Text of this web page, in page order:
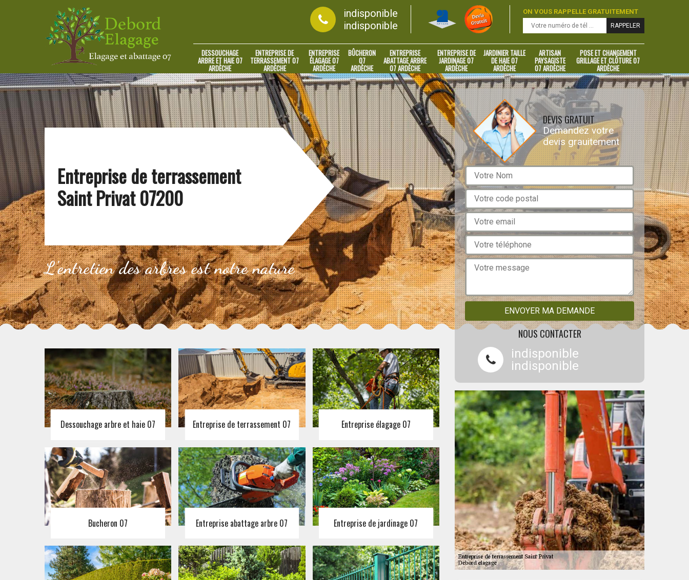
indisponible
indisponible
ON VOUS RAPPELLE GRATUITEMENT
DESSOUCHAGE
ARBRE ET HAIE 07
ARDÈCHE
ENTREPRISE DE
TERRASSEMENT 07
ARDÈCHE
ENTREPRISE
ÉLAGAGE 07
ARDÈCHE
BÛCHERON
07
ARDÈCHE
ENTREPRISE
ABATTAGE ARBRE
07 ARDÈCHE
ENTREPRISE DE
JARDINAGE 07
ARDÈCHE
JARDINIER TAILLE
DE HAIE 07
ARDÈCHE
ARTISAN
PAYSAGISTE
07 ARDÈCHE
POSE ET CHANGEMENT
GRILLAGE ET CLÔTURE 07
ARDÈCHE
Entreprise de terrassement
Saint Privat 07200
L'entretien des arbres est notre nature
Dessouchage arbre et haie 07 Entreprise de terrassement 07 Entreprise élagage 07
Bucheron 07 Entreprise abattage arbre 07 Entreprise de jardinage 07
DEVIS GRATUIT
Demandez votre
devis grauitement
NOUS CONTACTER
indisponible
indisponible